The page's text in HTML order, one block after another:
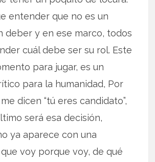
entender que no es un
deber y en ese marco, todos
cuál debe ser su rol. Este
para jugar, es un
para la humanidad, Por
dicen “tú eres candidato”,
será esa decisión,
ya aparece con una
voy porque voy, de qué